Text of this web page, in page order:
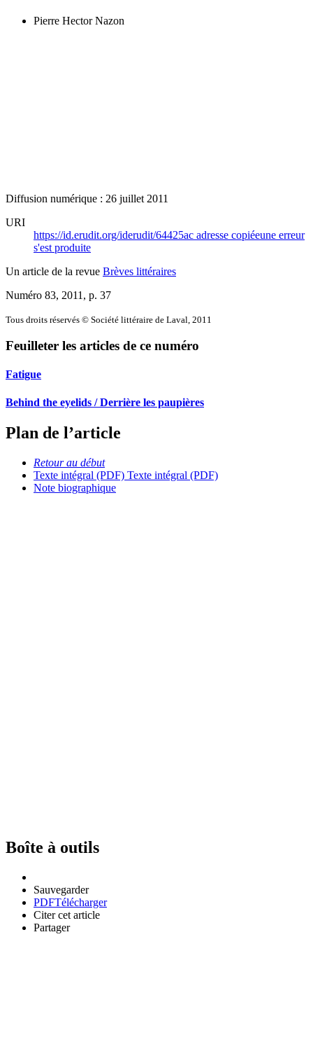
Pierre Hector Nazon
Diffusion numérique : 26 juillet 2011
URI
https://id.erudit.org/iderudit/64425ac adresse copiéeune erreur
s'est produite
Un article de la revue Brèves littéraires
Numéro 83, 2011 , p. 37
Tous droits réservés © Société littéraire de Laval, 2011
Feuilleter les articles de ce numéro
Fatigue
Behind the eyelids / Derrière les paupières
Plan de l’article
Retour au début
Texte intégral (PDF) Texte intégral (PDF)
Note biographique
Boîte à outils
Sauvegarder
PDFTélécharger
Citer cet article
Partager